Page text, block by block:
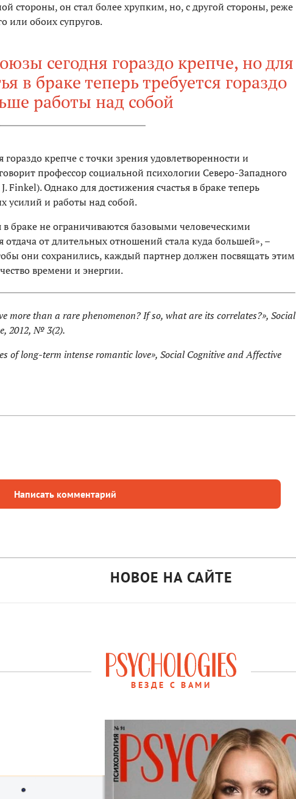
стороны, он стал более хрупким, но, с другой стороны, реже
или обоих супругов.
сегодня гораздо крепче, но для
в браке теперь требуется гораздо
работы над собой
крепче с точки зрения удовлетворенности и
профессор социальной психологии Северо-Западного
Finkel). Однако для достижения счастья в браке теперь
усилий и работы над собой.
браке не ограничиваются базовыми человеческими
отдача от длительных отношений стала куда большей», –
они сохранились, каждый партнер должен посвящать этим
времени и энергии.
more than a rare phenomenon? If so, what are its correlates?», Social
2012, № 3(2).
of long-term intense romantic love», Social Cognitive and Affective
Написать комментарий
НОВОЕ НА САЙТЕ
ВЕЗДЕ С ВАМИ